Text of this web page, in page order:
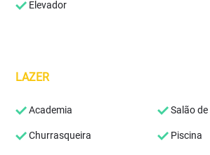
Elevador
LAZER
Academia Salão
Churrasqueira Piscina